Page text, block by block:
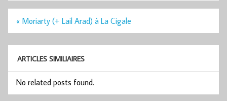
Navigation
« Moriarty (+ Lail Arad) à La Cigale
ARTICLES SIMILIAIRES
No related posts found.